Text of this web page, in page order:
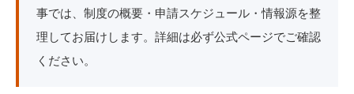
事では、制度の概要・申請スケジュール・情報源を整
理してお届けします。詳細は必ず公式ページでご確認
ください。